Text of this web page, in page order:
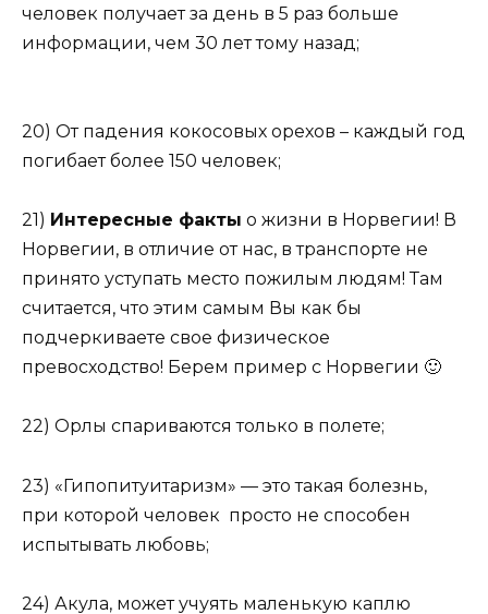
человек получает за день в 5 раз больше
информации, чем 30 лет тому назад;
20) От падения кокосовых орехов – каждый год
погибает более 150 человек;
21) Интересные факты о жизни в Норвегии! В
Норвегии, в отличие от нас, в транспорте не
принято уступать место пожилым людям! Там
считается, что этим самым Вы как бы
подчеркиваете свое физическое
превосходство! Берем пример с Норвегии 🙂
22) Орлы спариваются только в полете;
23) «Гипопитуитаризм» — это такая болезнь,
при которой человек просто не способен
испытывать любовь;
24) Акула, может учуять маленькую каплю